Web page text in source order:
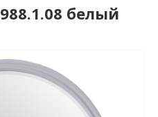
белый